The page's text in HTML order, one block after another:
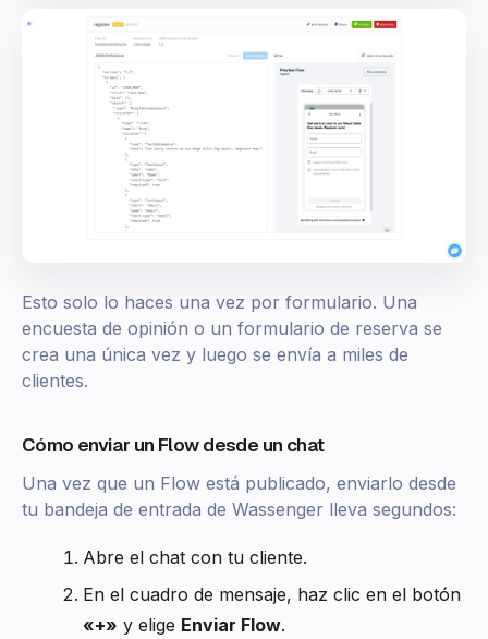
Esto solo lo haces una vez por formulario. Una
encuesta de opinión o un formulario de reserva se
crea una única vez y luego se envía a miles de
clientes.
Cómo enviar un Flow desde un chat
Una vez que un Flow está publicado, enviarlo desde
tu bandeja de entrada de Wassenger lleva segundos:
Abre el chat con tu cliente.
En el cuadro de mensaje, haz clic en el botón
«+» y elige Enviar Flow.